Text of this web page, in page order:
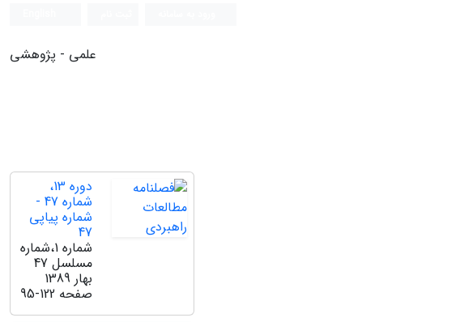
علمی - پژوهشی
دوره 13،
شماره 47 -
شماره پیاپی
47
شماره 1،شماره
مسلسل 47
بهار 1389
صفحه 95-122